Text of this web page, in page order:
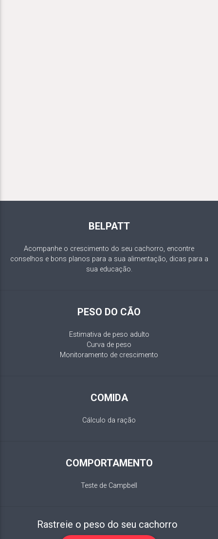
BELPATT
Acompanhe o crescimento do seu cachorro, encontre
conselhos e bons planos para a sua alimentação, dicas para a
sua educação.
PESO DO CÃO
Estimativa de peso adulto
Curva de peso
Monitoramento de crescimento
COMIDA
Cálculo da ração
COMPORTAMENTO
Teste de Campbell
Rastreie o peso do seu cachorro